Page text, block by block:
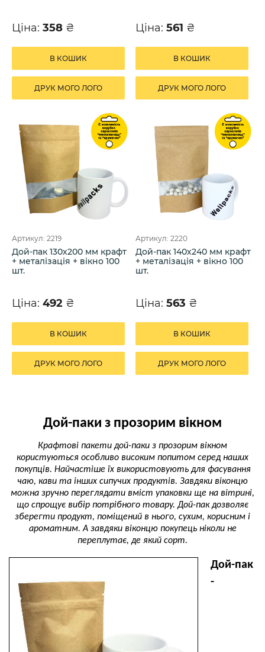
Ціна: 358 ₴
В КОШИК
ДРУК МОГО ЛОГО
Ціна: 561 ₴
В КОШИК
ДРУК МОГО ЛОГО
Артикул: 2219
Дой-пак 130х200 мм крафт
+ металізація + вікно 100
шт.
Ціна: 492 ₴
В КОШИК
ДРУК МОГО ЛОГО
Артикул: 2220
Дой-пак 140х240 мм крафт
+ металізація + вікно 100
шт.
Ціна: 563 ₴
В КОШИК
ДРУК МОГО ЛОГО
Дой-паки з прозорим вікном
Крафтові пакети дой-паки з прозорим вікном
користуються особливо високим попитом серед наших
покупців. Найчастіше їх використовують для фасування
чаю, кави та інших сипучих продуктів. Завдяки віконцю
можна зручно переглядати вміст упаковки ще на вітрині,
що спрощує вибір потрібного товару. Дой-пак дозволяє
зберегти продукт, поміщений в нього, сухим, корисним і
ароматним. А завдяки віконцю покупець ніколи не
переплутає, де який сорт.
Дой-пак
-